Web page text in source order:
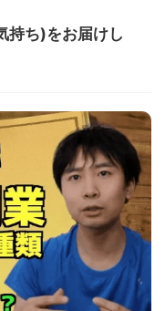
持ち)をお届けし